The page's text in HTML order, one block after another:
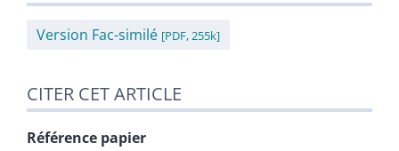
Auteur
Version Fac-similé [PDF, 255k]
CITER CET ARTICLE
Référence papier